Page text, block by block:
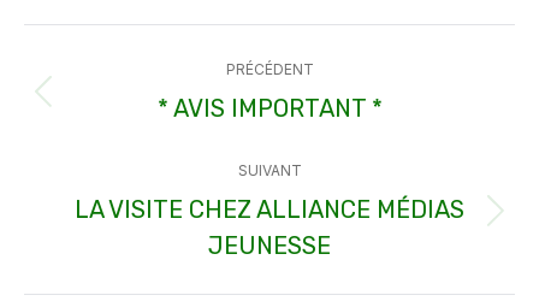
article
PRÉCÉDENT
Article
:
* AVIS IMPORTANT *
SUIVANT
Article
suivant
:
LA VISITE CHEZ ALLIANCE MÉDIAS
JEUNESSE